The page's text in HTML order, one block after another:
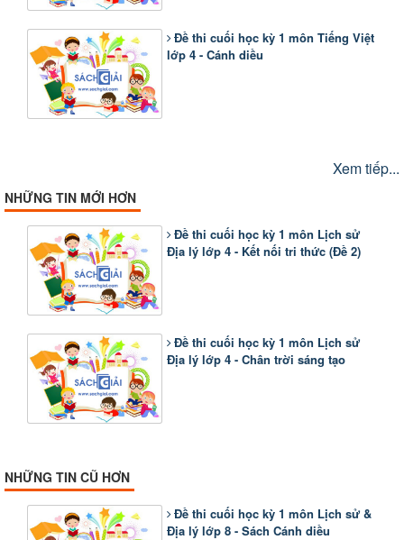
Đề thi cuối học kỳ 1 môn Tiếng Việt
lớp 4 - Cánh diều
Xem tiếp...
NHỮNG TIN MỚI HƠN
Đề thi cuối học kỳ 1 môn Lịch sử
Địa lý lớp 4 - Kết nối tri thức (Đề 2)
Đề thi cuối học kỳ 1 môn Lịch sử
Địa lý lớp 4 - Chân trời sáng tạo
NHỮNG TIN CŨ HƠN
Đề thi cuối học kỳ 1 môn Lịch sử &
Địa lý lớp 8 - Sách Cánh diều